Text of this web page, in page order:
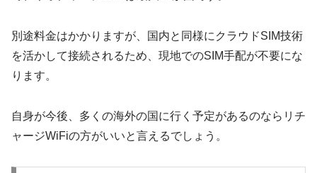
別途料金はかかりますが、国内と同様にクラウドSIM技術
を活かして接続されるため、現地でのSIM手配が不要にな
ります。
自身が今後、多くの海外の国に行く予定があるのならリチ
ャージWiFiの方がいいと言えるでしょう。